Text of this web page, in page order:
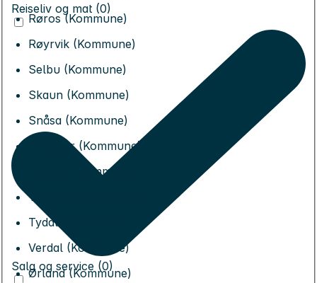
Røros (Kommune)
Røyrvik (Kommune)
Selbu (Kommune)
Skaun (Kommune)
Snåsa (Kommune)
Steinkjer (Kommune)
Stjørdal (Kommune)
Trondheim (Kommune)
Tydal (Kommune)
Verdal (Kommune)
Ørland (Kommune)
Reiseliv og mat (0)
Salg og service (0)